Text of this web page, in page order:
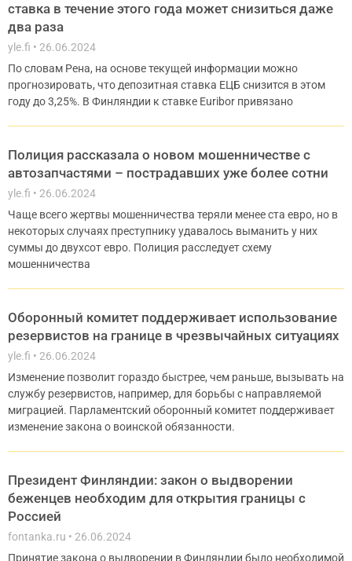
ставка в течение этого года может снизиться даже
два раза
yle.fi
26.06.2024
По словам Рена, на основе текущей информации можно
прогнозировать, что депозитная ставка ЕЦБ снизится в этом
году до 3,25%. В Финляндии к ставке Euribor привязано
Полиция рассказала о новом мошенничестве с
автозапчастями – пострадавших уже более сотни
yle.fi
26.06.2024
Чаще всего жертвы мошенничества теряли менее ста евро, но в
некоторых случаях преступнику удавалось выманить у них
суммы до двухсот евро. Полиция расследует схему
мошенничества
Оборонный комитет поддерживает использование
резервистов на границе в чрезвычайных ситуациях
yle.fi
26.06.2024
Изменение позволит гораздо быстрее, чем раньше, вызывать на
службу резервистов, например, для борьбы с направляемой
миграцией. Парламентский оборонный комитет поддерживает
изменение закона о воинской обязанности.
Президент Финляндии: закон о выдворении
беженцев необходим для открытия границы с
Россией
fontanka.ru
26.06.2024
Принятие закона о выдворении в Финляндии было необходимой